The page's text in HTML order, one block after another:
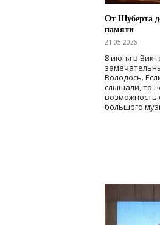
От Шуберта
памяти
21.05.2026
8 июня в
Володось.
слышали, то
возможность
большого